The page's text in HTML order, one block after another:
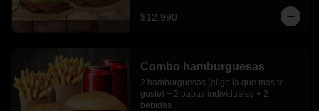
$12.990
Combo hamburguesas
2 hamburguesas (elige la que mas te
guste) + 2 papas individuales + 2
bebidas